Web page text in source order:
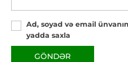
Ad, soyad və email
yadda saxla
GÖNDƏR